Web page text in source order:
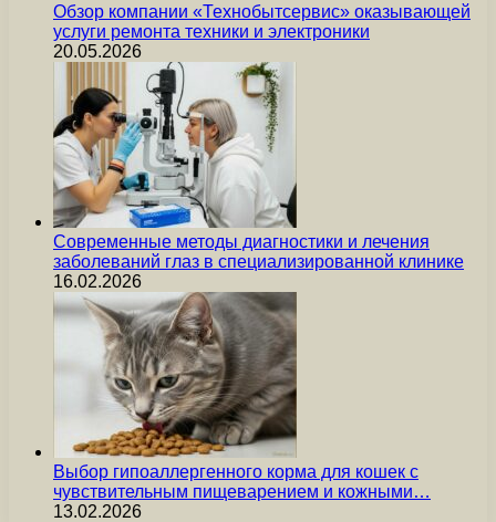
Обзор компании «Технобытсервис» оказывающей
услуги ремонта техники и электроники
20.05.2026
Современные методы диагностики и лечения
заболеваний глаз в специализированной клинике
16.02.2026
Выбор гипоаллергенного корма для кошек с
чувствительным пищеварением и кожными…
13.02.2026